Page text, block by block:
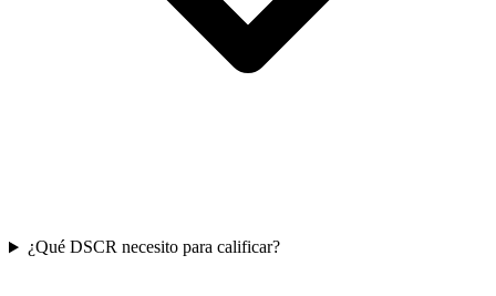
¿Qué DSCR necesito para calificar?